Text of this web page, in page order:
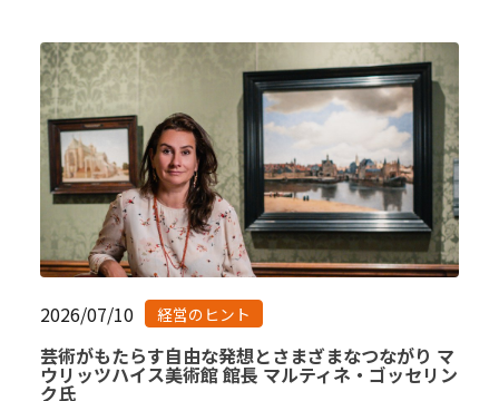
2026/07/10 経営のヒント
芸術がもたらす自由な発想とさまざまなつながり マ
ウリッツハイス美術館 館長 マルティネ・ゴッセリン
ク氏